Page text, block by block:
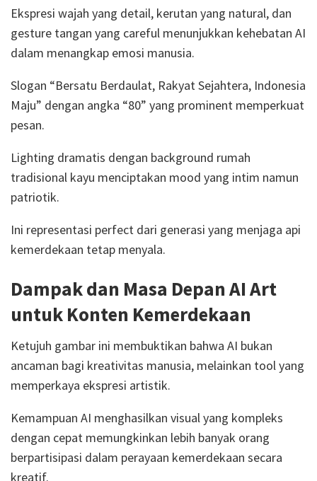
Ekspresi wajah yang detail, kerutan yang natural, dan
gesture tangan yang careful menunjukkan kehebatan AI
dalam menangkap emosi manusia.
Slogan “Bersatu Berdaulat, Rakyat Sejahtera, Indonesia
Maju” dengan angka “80” yang prominent memperkuat
pesan.
Lighting dramatis dengan background rumah
tradisional kayu menciptakan mood yang intim namun
patriotik.
Ini representasi perfect dari generasi yang menjaga api
kemerdekaan tetap menyala.
Dampak dan Masa Depan AI Art
untuk Konten Kemerdekaan
Ketujuh gambar ini membuktikan bahwa AI bukan
ancaman bagi kreativitas manusia, melainkan tool yang
memperkaya ekspresi artistik.
Kemampuan AI menghasilkan visual yang kompleks
dengan cepat memungkinkan lebih banyak orang
berpartisipasi dalam perayaan kemerdekaan secara
kreatif.